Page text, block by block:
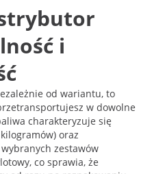
i
od wariantu, to
w dowolne
charakteryzuje się
oraz
zestawów
co sprawia, że